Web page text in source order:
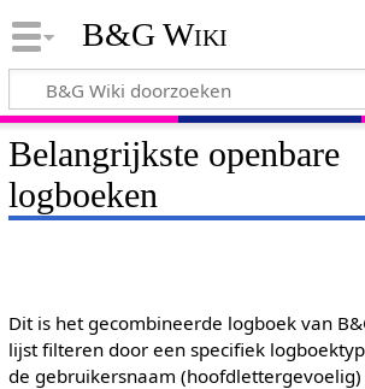
B&G Wiki
Belangrijkste openbare
logboeken
Dit is het gecombineerde logboek van
lijst filteren door een specifiek
de gebruikersnaam